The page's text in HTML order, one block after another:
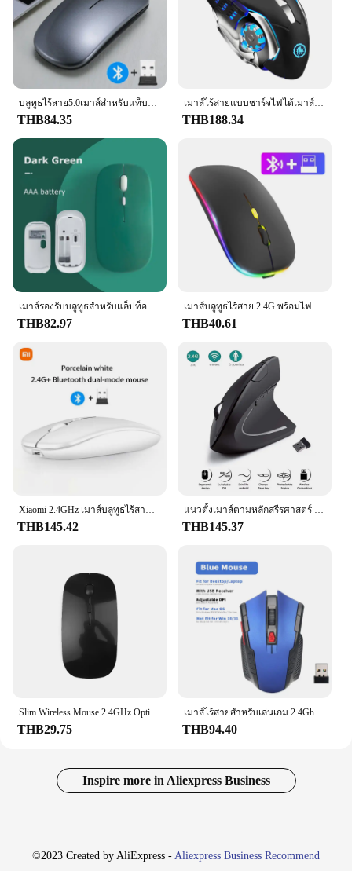
THB84.35
เมาส์ไร้สายแบบชาร์จไฟได้เมาส์บลูทูธเงียบคีย์บอร์ดเกม2.4G USB กลไกจักรกลเมาส์สำหรับเล่นเกมพีซี
THB188.34
THB82.97 THB40.61
THB145.42 THB145.37
Slim Wireless Mouse 2.4GHz Optical MICE 1600DPI ตัวรับสัญญาณ USB Gamer สํานักงานบางเมาส์การออกแบบตามหลักสรีรศาสตร์เม้าส์สําหรับ PC แล็ปท็อปเดสก์ท็อป
THB29.75
เมาส์ไร้สายสําหรับเล่นเกม 2.4Ghz สําหรับ MacBook Air Pro 2018-2022 พร้อมตัวรับสัญญาณ USB 1000-1600 ปรับ DPI เมาส์สําหรับเล่นเกมคอมพิวเตอร์ PC
THB94.40
Inspire more in Aliexpress Business
©2023 Created by AliExpress - Aliexpress Business Recommend